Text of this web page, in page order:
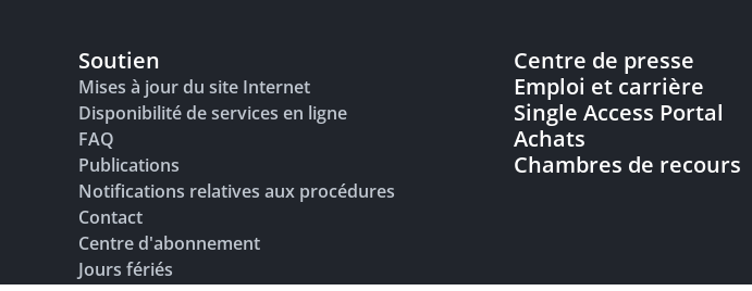
Soutien
Mises à jour du site Internet
Disponibilité de services en ligne
FAQ
Publications
Notifications relatives aux procédures
Contact
Centre d'abonnement
Jours fériés
Centre de presse
Emploi et carrière
Single Access Portal
Achats
Chambres de recours